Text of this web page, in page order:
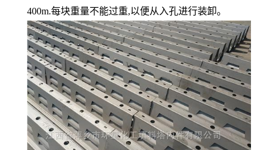
400m.每块重量不能过重,以便从入孔进行装卸。